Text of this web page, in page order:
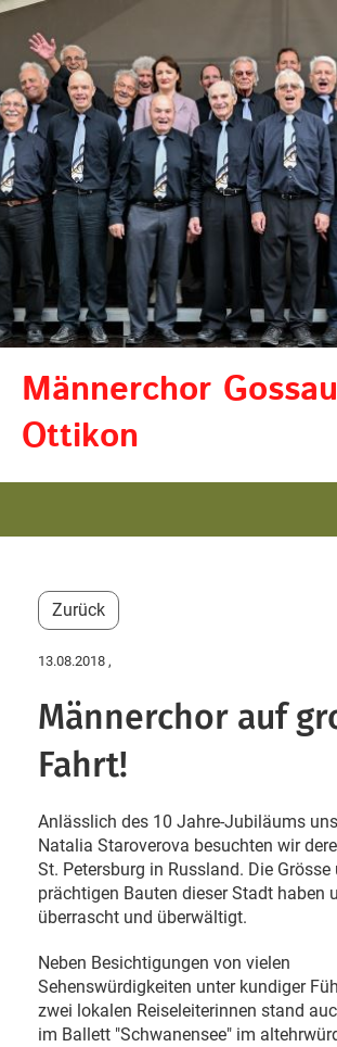
Männerchor
Ottikon
Zurück
13.08.2018 ,
Männerchor auf
Fahrt!
Anlässlich des 10 Jahre-Jubiläums
Natalia Staroverova besuchten wir
St. Petersburg in Russland. Die Grösse
prächtigen Bauten dieser Stadt haben
überrascht und überwältigt.
Neben Besichtigungen von vielen
Sehenswürdigkeiten unter kundiger
zwei lokalen Reiseleiterinnen stand
im Ballett "Schwanensee" im